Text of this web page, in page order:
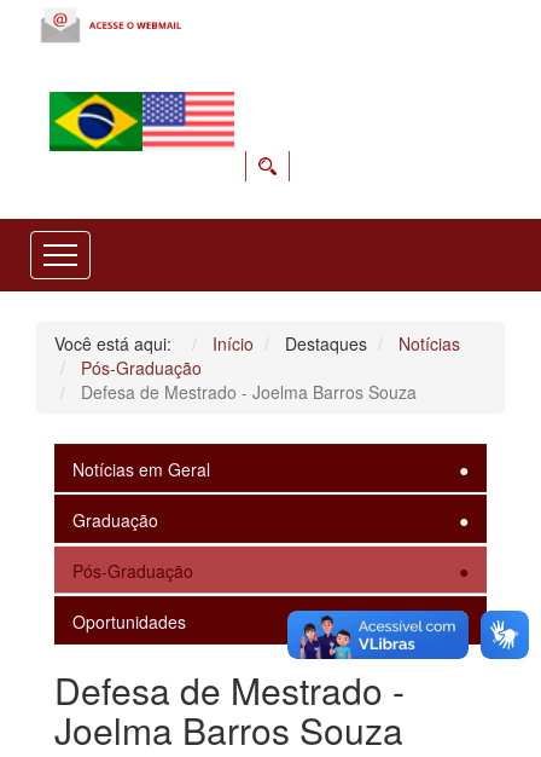
Você está aqui: Início Destaques
Notícias
Pós-Graduação
Defesa de Mestrado - Joelma Barros Souza
Notícias em Geral
Graduação
Pós-Graduação
Oportunidades
Defesa de Mestrado -
Joelma Barros Souza